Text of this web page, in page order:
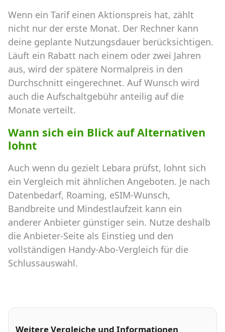
Wenn ein Tarif einen Aktionspreis hat, zählt
nicht nur der erste Monat. Der Rechner kann
deine geplante Nutzungsdauer berücksichtigen.
Läuft ein Rabatt nach einem oder zwei Jahren
aus, wird der spätere Normalpreis in den
Durchschnitt eingerechnet. Auf Wunsch wird
auch die Aufschaltgebühr anteilig auf die
Monate verteilt.
Wann sich ein Blick auf Alternativen
lohnt
Auch wenn du gezielt Lebara prüfst, lohnt sich
ein Vergleich mit ähnlichen Angeboten. Je nach
Datenbedarf, Roaming, eSIM-Wunsch,
Bandbreite und Mindestlaufzeit kann ein
anderer Anbieter günstiger sein. Nutze deshalb
die Anbieter-Seite als Einstieg und den
vollständigen Handy-Abo-Vergleich für die
Schlussauswahl.
Weitere Vergleiche und Informationen